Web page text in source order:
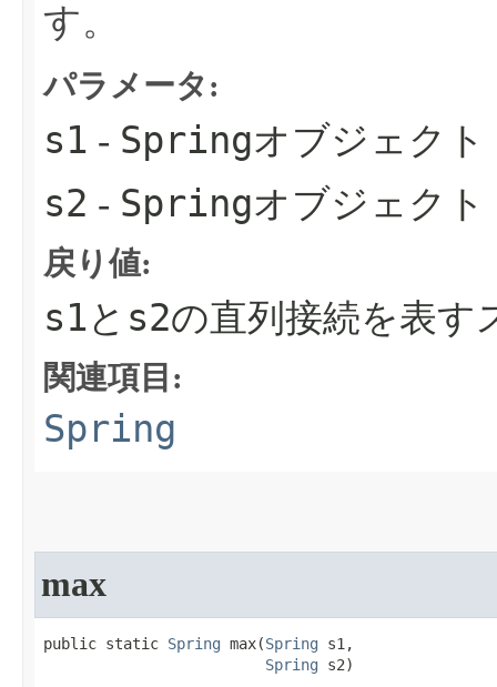
す。
パラメータ:
s1 - Springオブジェクト
s2 - Springオブジェクト
戻り値:
s1と s2の直列接続を表す
関連項目:
Spring
max
public static Spring max​(Spring s1,
Spring s2)